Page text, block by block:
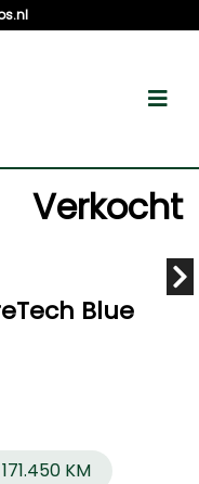
Verkocht
Blue
171.450 KM